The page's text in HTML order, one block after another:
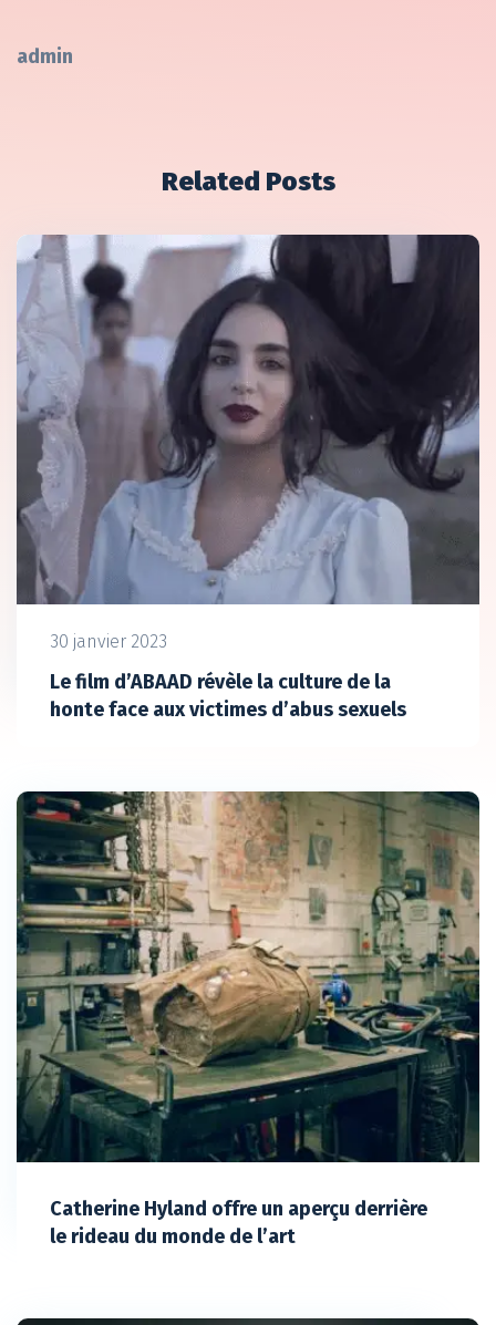
admin
Related Posts
30 janvier 2023
Le film d’ABAAD révèle la culture de la
honte face aux victimes d’abus sexuels
Catherine Hyland offre un aperçu derrière
le rideau du monde de l’art